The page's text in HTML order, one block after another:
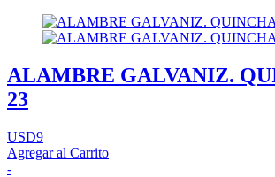
ALAMBRE GALVANIZ.
23
USD9
Agregar al Carrito
-